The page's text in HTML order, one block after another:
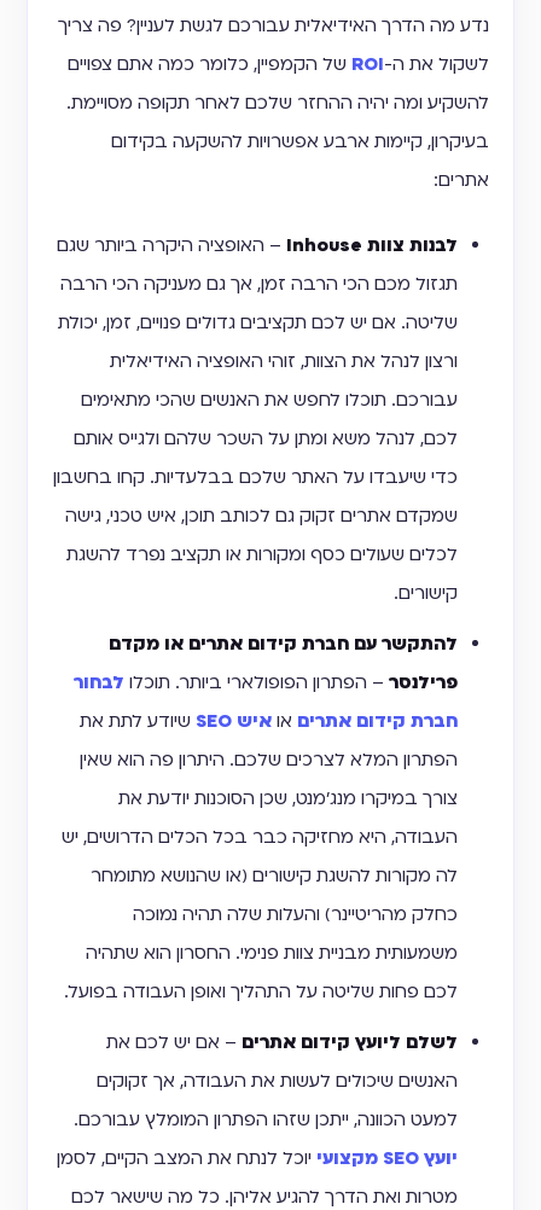
נדע מה הדרך האידיאלית עבורכם לגשת לעניין? פה צריך
לשקול את ה-ROI של הקמפיין, כלומר כמה אתם צפויים
להשקיע ומה יהיה ההחזר שלכם לאחר תקופה מסויימת.
בעיקרון, קיימות ארבע אפשרויות להשקעה בקידום
אתרים:
לבנות צוות Inhouse
– האופציה היקרה ביותר שגם
תגזול מכם הכי הרבה זמן, אך גם מעניקה הכי הרבה
שליטה. אם יש לכם תקציבים גדולים פנויים, זמן, יכולת
ורצון לנהל את הצוות, זוהי האופציה האידיאלית
עבורכם. תוכלו לחפש את האנשים שהכי מתאימים
לכם, לנהל משא ומתן על השכר שלהם ולגייס אותם
כדי שיעבדו על האתר שלכם בבלעדיות. קחו בחשבון
שמקדם אתרים זקוק גם לכותב תוכן, איש טכני, גישה
לכלים שעולים כסף ומקורות או תקציב נפרד להשגת
קישורים.
להתקשר עם חברת קידום אתרים או מקדם
פרילנסר – הפתרון הפופולארי ביותר. תוכלו לבחור
חברת קידום אתרים או איש SEO
שיודע לתת את
הפתרון המלא לצרכים שלכם. היתרון פה הוא שאין
צורך במיקרו מנג'מנט, שכן הסוכנות יודעת את
העבודה, היא מחזיקה כבר בכל הכלים הדרושים, יש
לה מקורות להשגת קישורים (או שהנושא מתומחר
כחלק מהריטיינר) והעלות שלה תהיה נמוכה
משמעותית מבניית צוות פנימי. החסרון הוא שתהיה
לכם פחות שליטה על התהליך ואופן העבודה בפועל.
לשלם ליועץ קידום אתרים – אם יש לכם את
האנשים שיכולים לעשות את העבודה, אך זקוקים
למעט הכוונה, ייתכן שזהו הפתרון המומלץ עבורכם.
יועץ SEO מקצועי
יוכל לנתח את המצב הקיים, לסמן
מטרות ואת הדרך להגיע אליהן. כל מה שישאר לכם